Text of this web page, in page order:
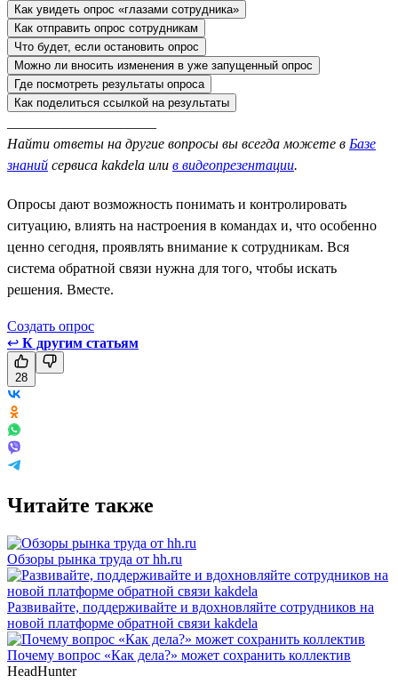
Как увидеть опрос «глазами сотрудника»
Как отправить опрос сотрудникам
Что будет, если остановить опрос
Можно ли вносить изменения в уже запущенный опрос
Где посмотреть результаты опроса
Как поделиться ссылкой на результаты
Найти ответы на другие вопросы вы всегда можете в Базе
знаний сервиса kakdela или в видеопрезентации.
Опросы дают возможность понимать и контролировать
ситуацию, влиять на настроения в командах и, что особенно
ценно сегодня, проявлять внимание к сотрудникам. Вся
система обратной связи нужна для того, чтобы искать
решения. Вместе.
Создать опрос
↩ К другим статьям
28
Читайте также
Обзоры рынка труда от hh.ru
Развивайте, поддерживайте и вдохновляйте сотрудников на
новой платформе обратной связи kakdela
Почему вопрос «Как дела?» может сохранить коллектив
HeadHunter